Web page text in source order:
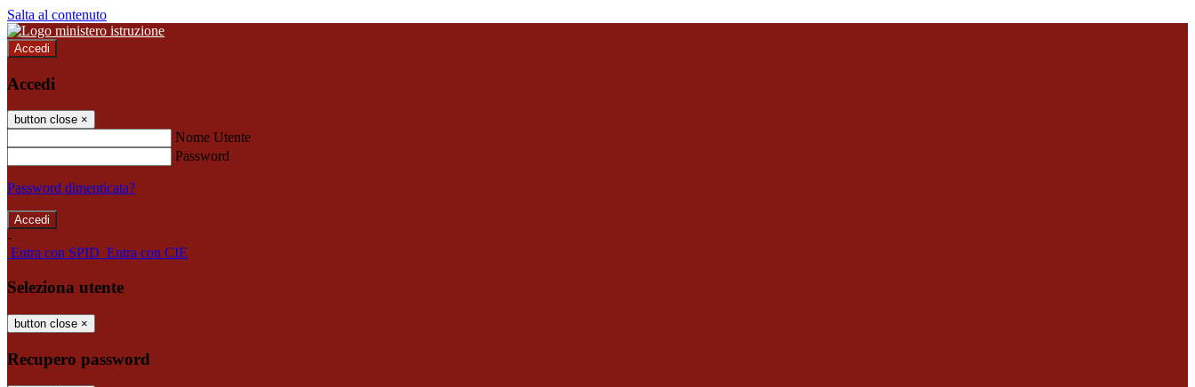
Salta al contenuto
Accedi
Accedi
button close ×
Nome Utente
Password
Password dimenticata?
-
Entra con SPID Entra con CIE
Seleziona utente
button close ×
Recupero password